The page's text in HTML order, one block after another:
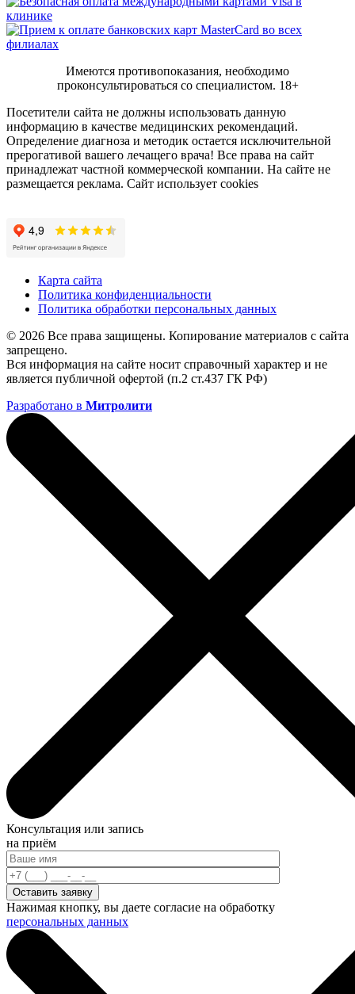
Имеются противопоказания, необходимо
проконсультироваться со специалистом. 18+
Посетители сайта не должны использовать данную
информацию в качестве медицинских рекомендаций.
Определение диагноза и методик остается исключительной
прерогативой вашего лечащего врача! Все права на сайт
принадлежат частной коммерческой компании. На сайте не
размещается реклама. Сайт использует cookies
Карта сайта
Политика конфиденциальности
Политика обработки персональных данных
© 2026 Все права защищены. Копирование материалов с сайта
запрещено.
Вся информация на сайте носит справочный характер и не
является публичной офертой (п.2 ст.437 ГК РФ)
Разработано в Митролити
Консультация или запись
на приём
Нажимая кнопку, вы даете согласие на обработку
персональных данных